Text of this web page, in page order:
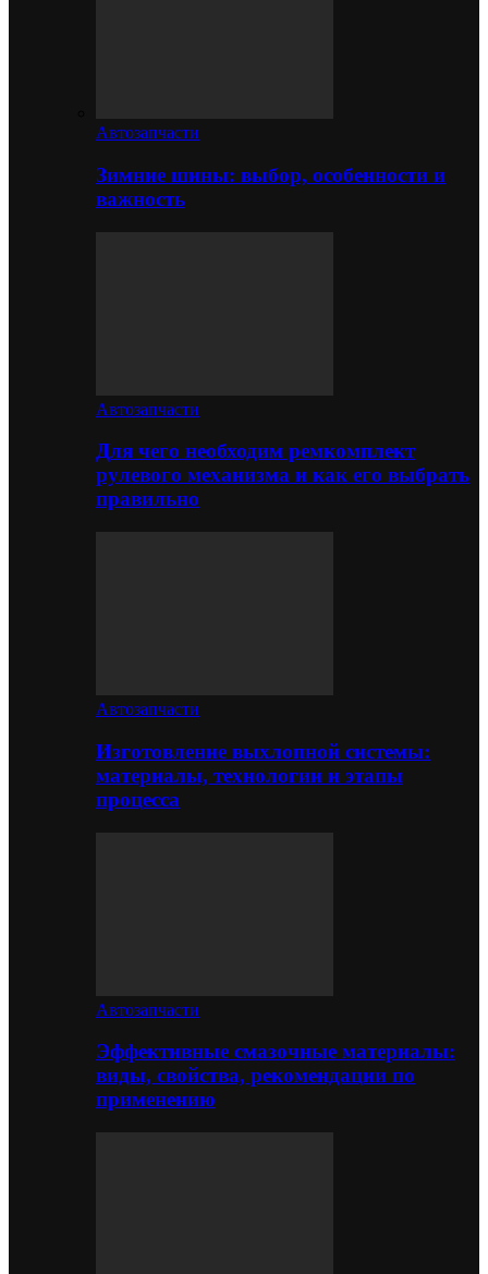
Автозапчасти
Зимние шины: выбор, особенности и
важность
Автозапчасти
Для чего необходим ремкомплект
рулевого механизма и как его выбрать
правильно
Автозапчасти
Изготовление выхлопной системы:
материалы, технологии и этапы
процесса
Автозапчасти
Эффективные смазочные материалы:
виды, свойства, рекомендации по
применению